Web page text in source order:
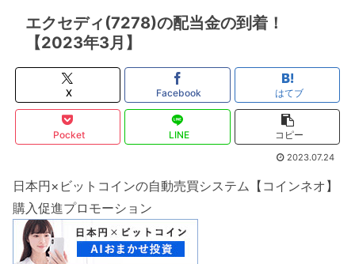
エクセディ(7278)の配当金の到着！
【2023年3月】
X Facebook はてブ
Pocket LINE コピー
2023.07.24
日本円×ビットコインの自動売買システム【コインネオ】
購入促進プロモーション